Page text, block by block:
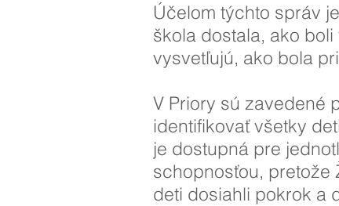
Účelom týchto správ
škola dostala, ako
vysvetľujú, ako bola
V Priory sú zavedené
identifikovať všetky
je dostupná pre
schopnosťou, pretože
deti dosiahli pokrok a